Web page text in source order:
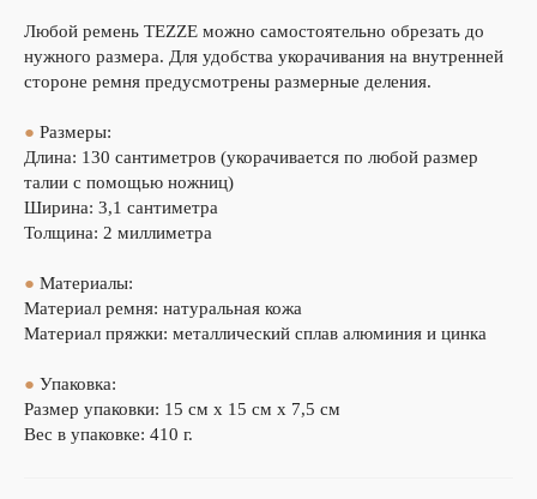
Любой ремень TEZZE можно самостоятельно обрезать до
нужного размера. Для удобства укорачивания на внутренней
стороне ремня предусмотрены размерные деления.
● Размеры:
Длина: 130 сантиметров (укорачивается по любой размер
талии с помощью ножниц)
Ширина: 3,1 сантиметра
Толщина: 2 миллиметра
● Материалы:
Материал ремня: натуральная кожа
Материал пряжки: металлический сплав алюминия и цинка
● Упаковка:
Размер упаковки: 15 см х 15 см х 7,5 см
Вес в упаковке: 410 г.